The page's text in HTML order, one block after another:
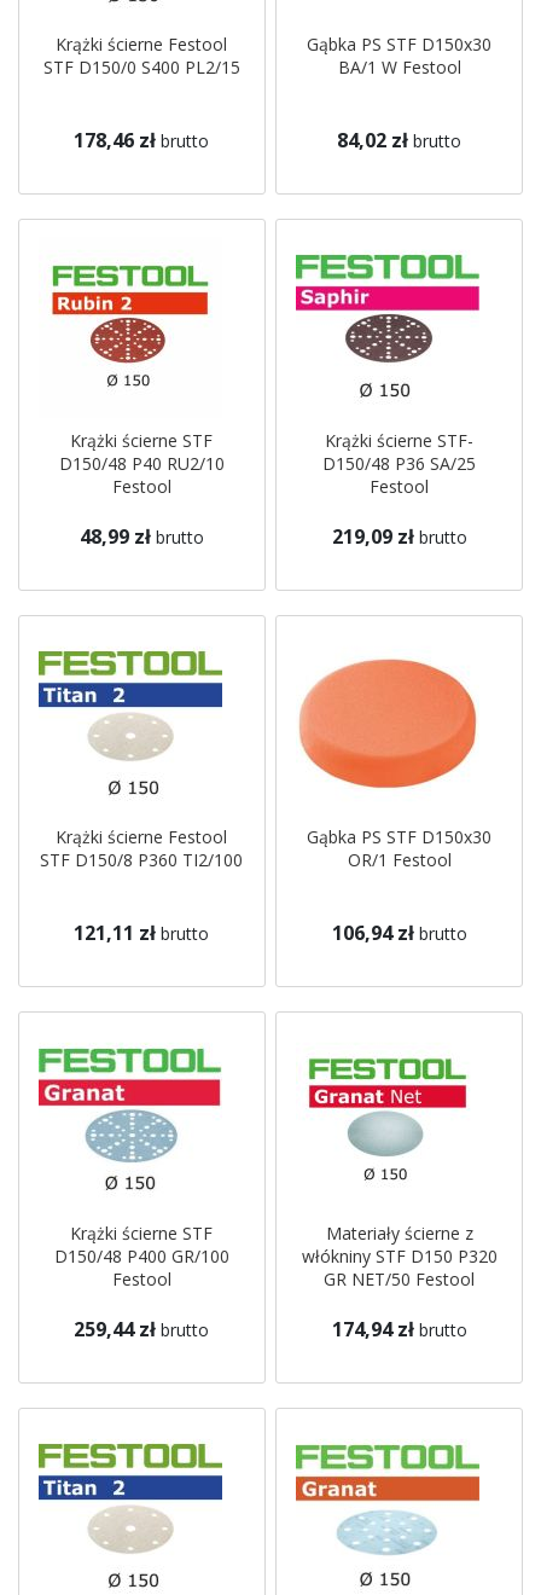
Krążki ścierne Festool
STF D150/0 S400 PL2/15
178,46 zł brutto
Gąbka PS STF D150x30
BA/1 W Festool
84,02 zł brutto
Krążki ścierne STF
D150/48 P40 RU2/10
Festool
48,99 zł brutto
Krążki ścierne STF-
D150/48 P36 SA/25
Festool
219,09 zł brutto
Krążki ścierne Festool
STF D150/8 P360 TI2/100
121,11 zł brutto
Gąbka PS STF D150x30
OR/1 Festool
106,94 zł brutto
Krążki ścierne STF
D150/48 P400 GR/100
Festool
259,44 zł brutto
Materiały ścierne z
włókniny STF D150 P320
GR NET/50 Festool
174,94 zł brutto